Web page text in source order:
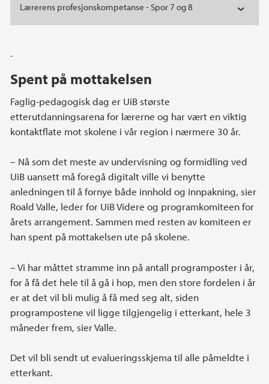
Lærerens profesjonskompetanse - Spor 7 og 8
-
Spent på mottakelsen
Faglig-pedagogisk dag er UiB største
etterutdanningsarena for lærerne og har vært en viktig
kontaktflate mot skolene i vår region i nærmere 30 år.
– Nå som det meste av undervisning og formidling ved
UiB uansett må foregå digitalt ville vi benytte
anledningen til å fornye både innhold og innpakning, sier
Roald Valle, leder for UiB Videre og programkomiteen for
årets arrangement. Sammen med resten av komiteen er
han spent på mottakelsen ute på skolene.
– Vi har måttet stramme inn på antall programposter i år,
for å få det hele til å gå i hop, men den store fordelen i år
er at det vil bli mulig å få med seg alt, siden
programpostene vil ligge tilgjengelig i etterkant, hele 3
måneder frem, sier Valle.
Det vil bli sendt ut evalueringsskjema til alle påmeldte i
etterkant.